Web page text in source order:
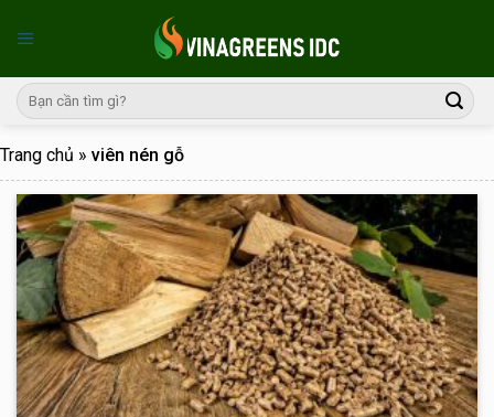
Trang chủ » viên nén gỗ